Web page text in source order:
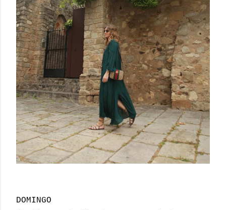
DOMINGO